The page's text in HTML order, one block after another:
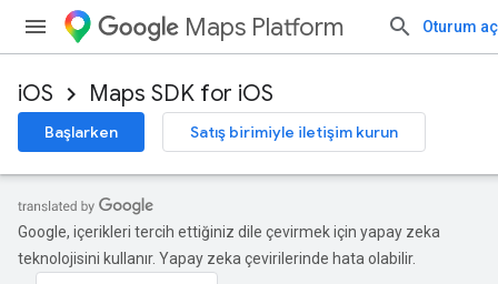
Maps Platform Oturum aç
iOS Maps SDK for iOS
Başlarken Satış birimiyle iletişim kurun
Google, içerikleri tercih ettiğiniz dile çevirmek için yapay zeka
teknolojisini kullanır. Yapay zeka çevirilerinde hata olabilir.